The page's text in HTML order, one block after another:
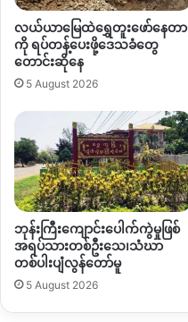
ဟု သိရသည်။
လယ်ယာမြေထဲရွှေတူးဖော်နေတာ
ကို ရပ်တန့်ပေးဖို့ဒေသခံတွေ
တောင်းဆိုနေ
5 August 2026
ဘုန်းကြီးကျောင်းပေါက်ကွဲမှုဖြစ်
အရပ်သားတစ်ဦးသေ၊သံဃာ
တစ်ပါးပျံလွန်တော်မူ
5 August 2026